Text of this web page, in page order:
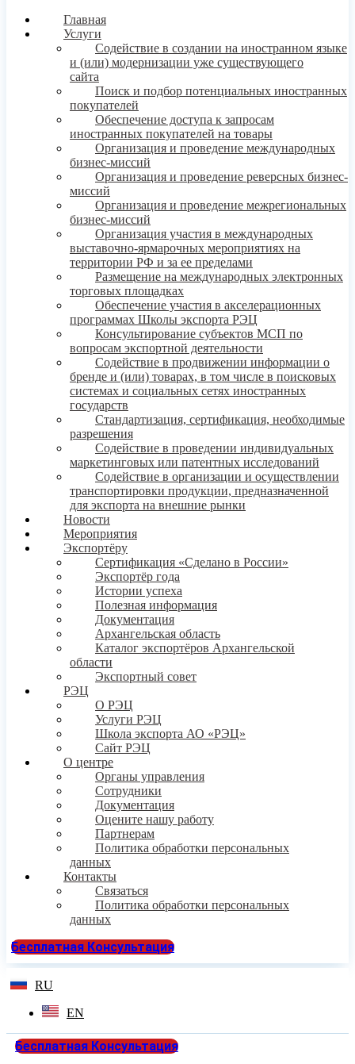
Главная
Услуги
Содействие в создании на иностранном языке
и (или) модернизации уже существующего
сайта
Поиск и подбор потенциальных иностранных
покупателей
Обеспечение доступа к запросам
иностранных покупателей на товары
Организация и проведение международных
бизнес-миссий
Организация и проведение реверсных бизнес-
миссий
Организация и проведение межрегиональных
бизнес-миссий
Организация участия в международных
выставочно-ярмарочных мероприятиях на
территории РФ и за ее пределами
Размещение на международных электронных
торговых площадках
Обеспечение участия в акселерационных
программах Школы экспорта РЭЦ
Консультирование субъектов МСП по
вопросам экспортной деятельности
Содействие в продвижении информации о
бренде и (или) товарах, в том числе в поисковых
системах и социальных сетях иностранных
государств
Стандартизация, сертификация, необходимые
разрешения
Содействие в проведении индивидуальных
маркетинговых или патентных исследований
Содействие в организации и осуществлении
транспортировки продукции, предназначенной
для экспорта на внешние рынки
Новости
Мероприятия
Экспортёру
Сертификация «Сделано в России»
Экспортёр года
Истории успеха
Полезная информация
Документация
Архангельская область
Каталог экспортёров Архангельской
области
Экспортный совет
РЭЦ
О РЭЦ
Услуги РЭЦ
Школа экспорта АО «РЭЦ»
Сайт РЭЦ
О центре
Органы управления
Сотрудники
Документация
Оцените нашу работу
Партнерам
Политика обработки персональных
данных
Контакты
Связаться
Политика обработки персональных
данных
Бесплатная Консультация
RU
EN
Бесплатная Консультация